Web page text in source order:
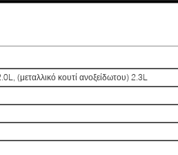
(μεταλλικό κουτί ανοξείδωτου) 2.3L